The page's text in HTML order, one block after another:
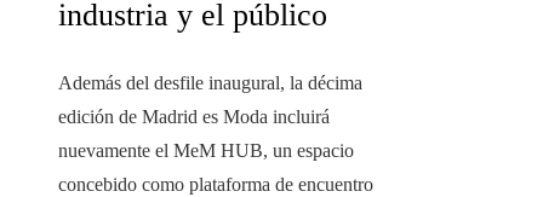
industria y el público
Además del desfile inaugural, la décima
edición de Madrid es Moda incluirá
nuevamente el MeM HUB, un espacio
concebido como plataforma de encuentro